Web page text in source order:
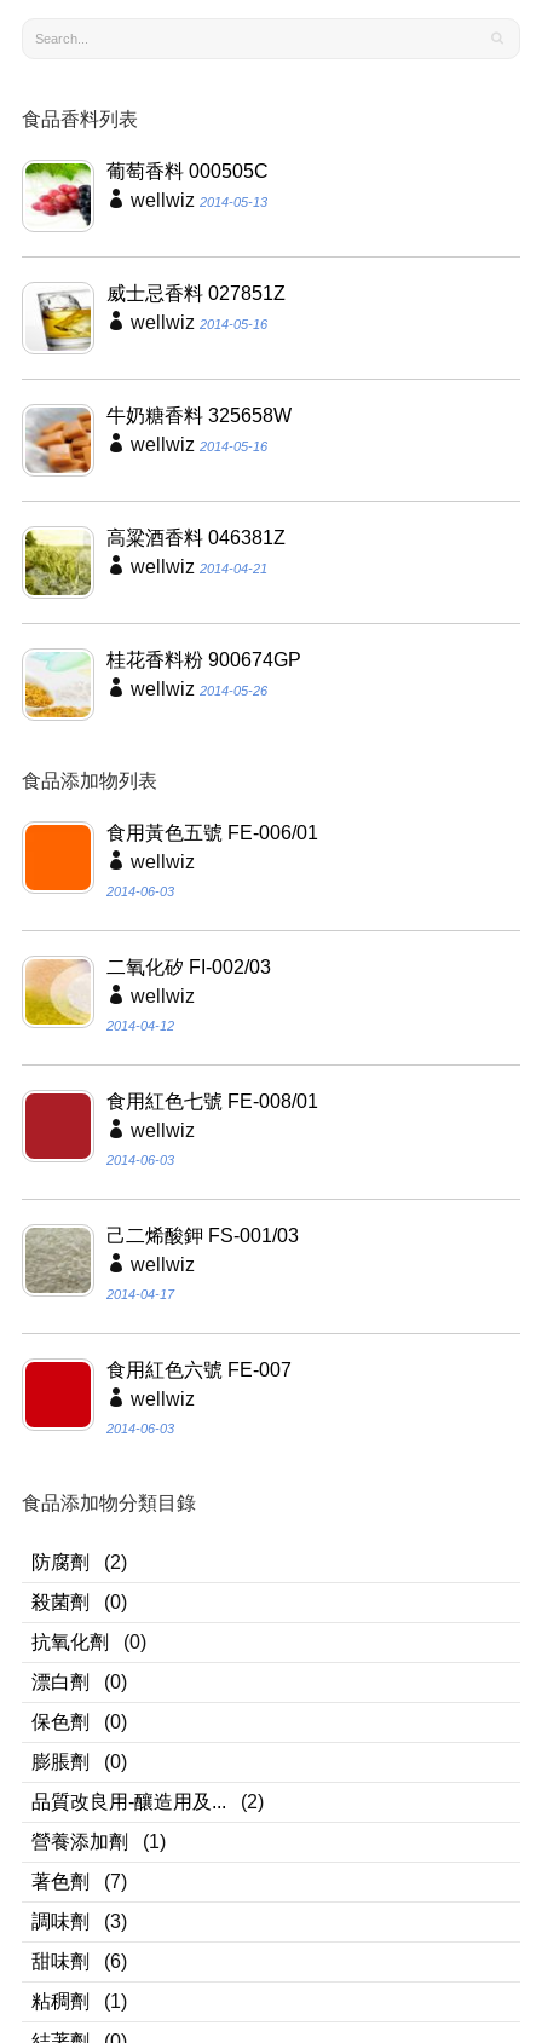
食品香料列表
葡萄香料 000505C
wellwiz 2014-05-13
威士忌香料 027851Z
wellwiz 2014-05-16
牛奶糖香料 325658W
wellwiz 2014-05-16
高粱酒香料 046381Z
wellwiz 2014-04-21
桂花香料粉 900674GP
wellwiz 2014-05-26
食品添加物列表
食用黃色五號 FE-006/01
wellwiz
2014-06-03
二氧化矽 FI-002/03
wellwiz
2014-04-12
食用紅色七號 FE-008/01
wellwiz
2014-06-03
己二烯酸鉀 FS-001/03
wellwiz
2014-04-17
食用紅色六號 FE-007
wellwiz
2014-06-03
食品添加物分類目錄
防腐劑
(2)
殺菌劑
(0)
抗氧化劑
(0)
漂白劑
(0)
保色劑
(0)
膨脹劑
(0)
品質改良用-釀造用及...
(2)
營養添加劑
(1)
著色劑
(7)
調味劑
(3)
甜味劑
(6)
粘稠劑
(1)